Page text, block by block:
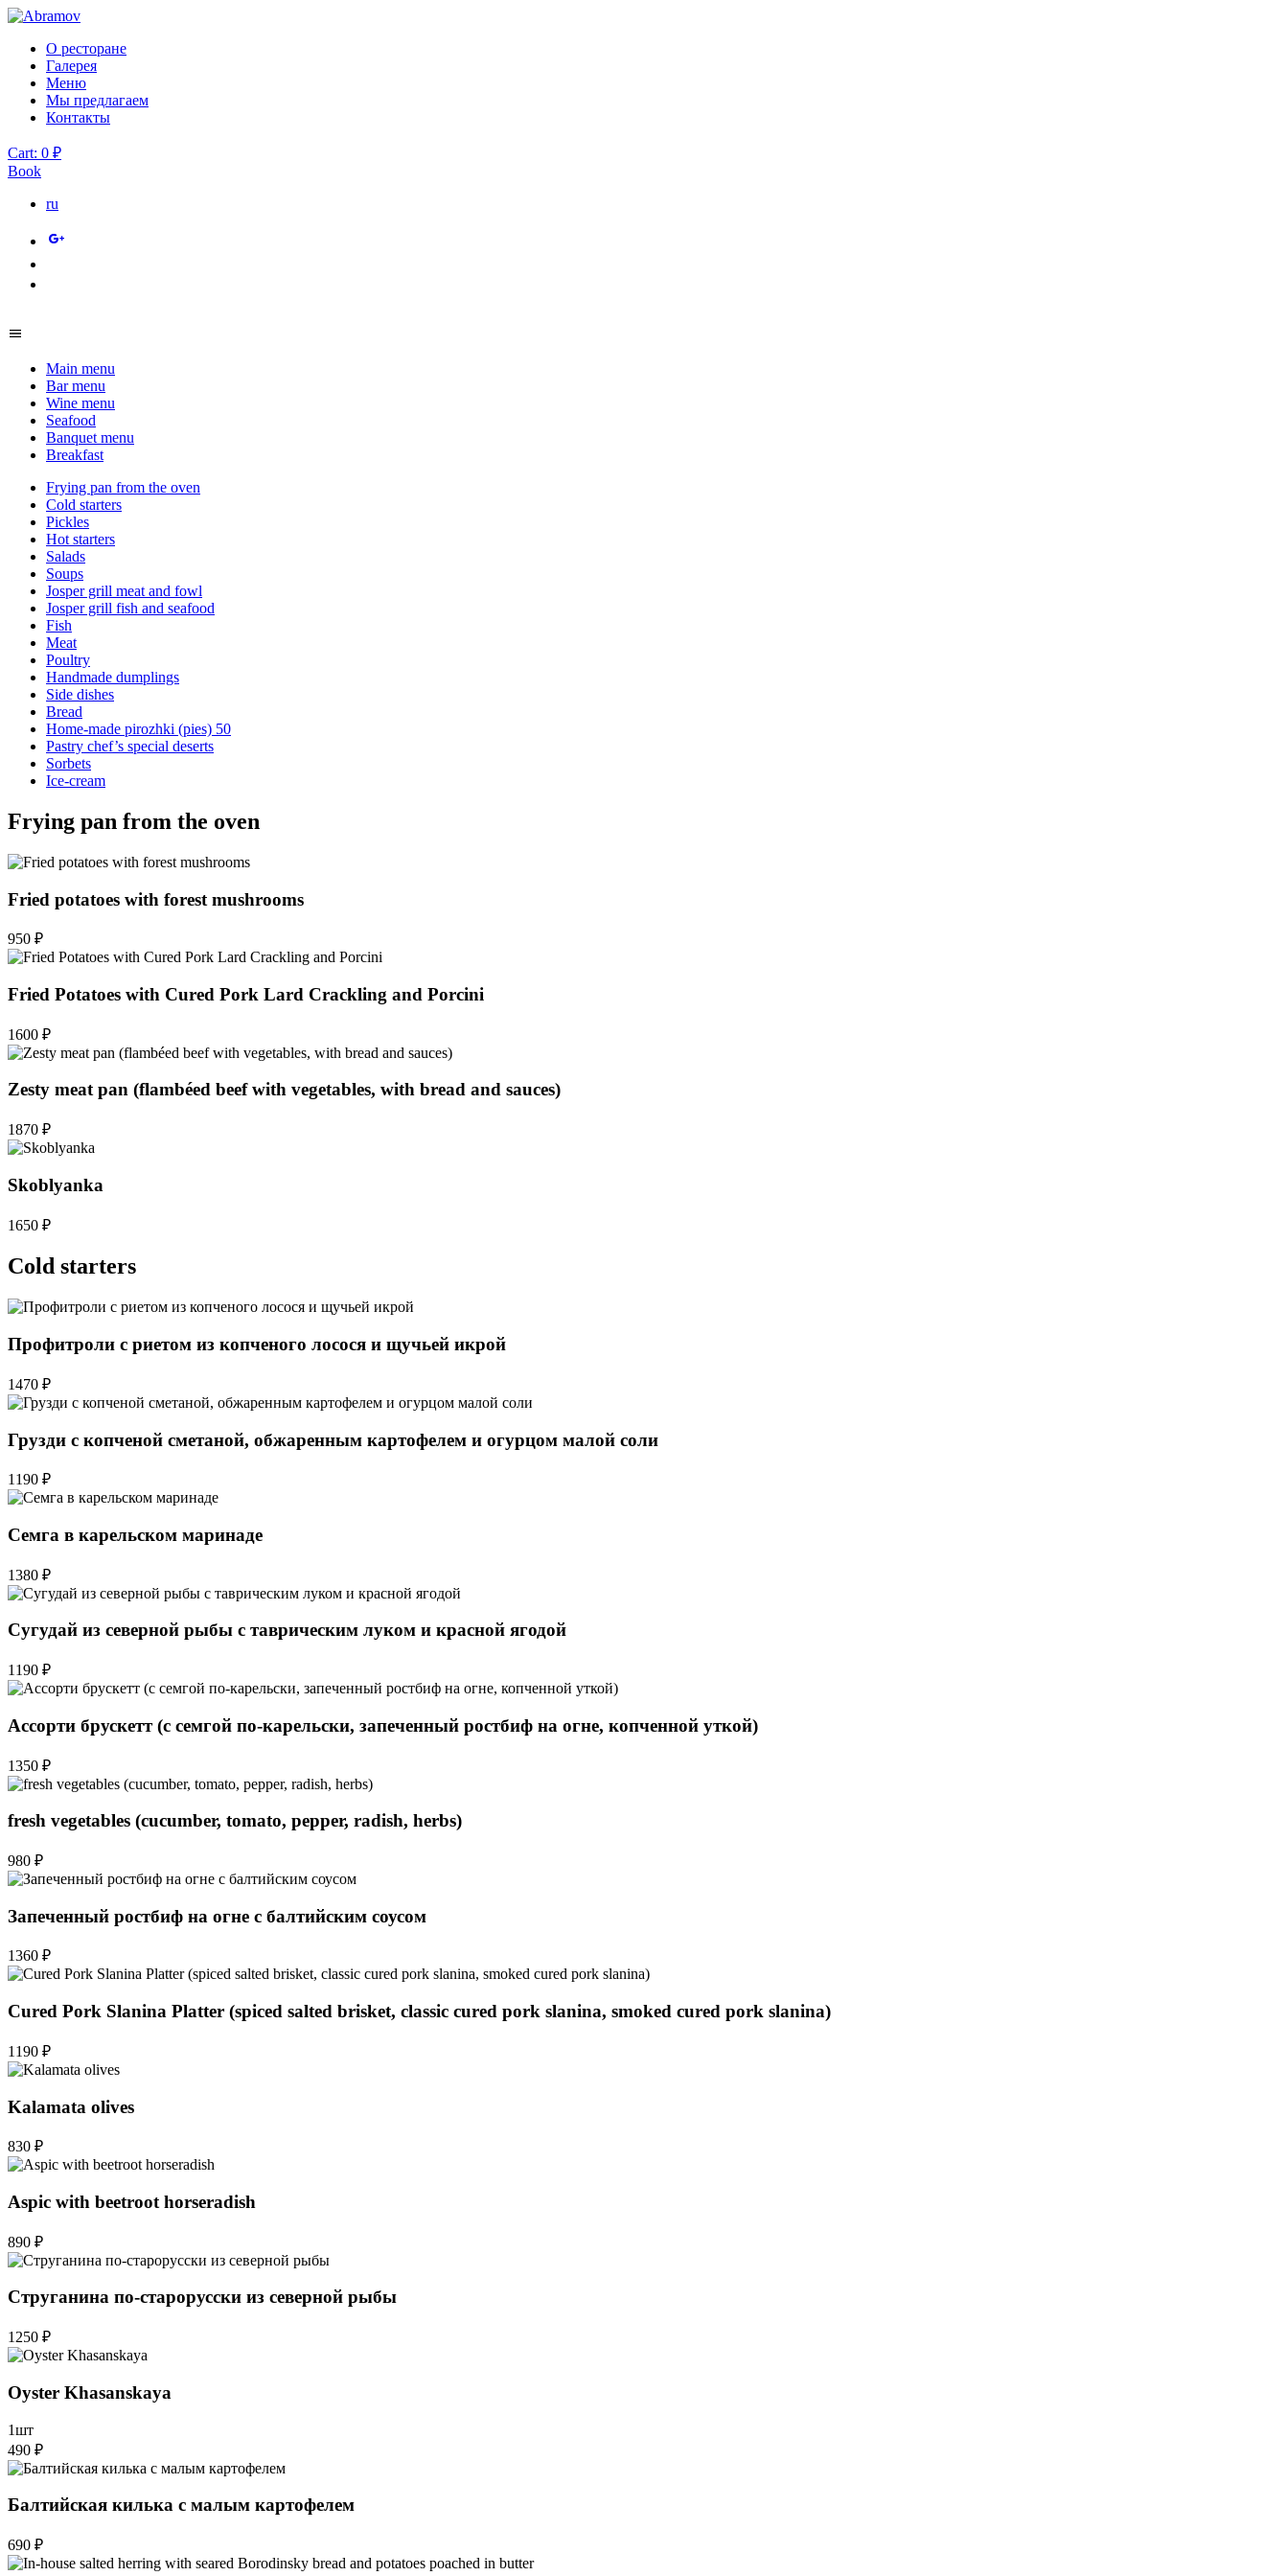
О ресторане
Галерея
Меню
Мы предлагаем
Контакты
Cart: 0 ₽
Book
ru
Main menu
Bar menu
Wine menu
Seafood
Banquet menu
Breakfast
Frying pan from the oven
Cold starters
Pickles
Hot starters
Salads
Soups
Josper grill meat and fowl
Josper grill fish and seafood
Fish
Meat
Poultry
Handmade dumplings
Side dishes
Bread
Home-made pirozhki (pies) 50
Pastry chef’s special deserts
Sorbets
Ice-cream
Frying pan from the oven
Fried potatoes with forest mushrooms
950 ₽
Fried Potatoes with Cured Pork Lard Crackling and Porcini
1600 ₽
Zesty meat pan (flambéed beef with vegetables, with bread and sauces)
1870 ₽
Skoblyanka
1650 ₽
Cold starters
Профитроли с риетом из копченого лосося и щучьей икрой
1470 ₽
Грузди с копченой сметаной, обжаренным картофелем и огурцом малой соли
1190 ₽
Семга в карельском маринаде
1380 ₽
Сугудай из северной рыбы с таврическим луком и красной ягодой
1190 ₽
Ассорти брускетт (с семгой по-карельски, запеченный ростбиф на огне, копченной уткой)
1350 ₽
fresh vegetables (cucumber, tomato, pepper, radish, herbs)
980 ₽
Запеченный ростбиф на огне с балтийским соусом
1360 ₽
Cured Pork Slanina Platter (spiced salted brisket, classic cured pork slanina, smoked cured pork slanina)
1190 ₽
Kalamata olives
830 ₽
Aspic with beetroot horseradish
890 ₽
Струганина по-старорусски из северной рыбы
1250 ₽
Oyster Khasanskaya
1шт
490 ₽
Балтийская килька с малым картофелем
690 ₽